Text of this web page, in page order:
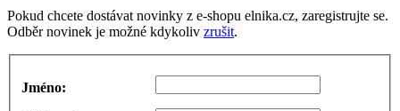
Pokud chcete dostávat novinky z e-shopu elnika.cz, zaregistrujte se.
Odběr novinek je možné kdykoliv zrušit.
Jméno: